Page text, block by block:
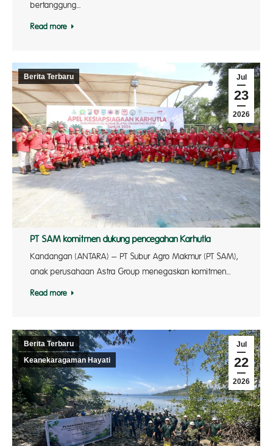
bertanggung…
Read more
Jul
23
2026
Berita Terbaru
PT SAM komitmen dukung pencegahan Karhutla
Kandangan (ANTARA) – PT Subur Agro Makmur (PT SAM),
anak perusahaan Astra Group menegaskan komitmen…
Read more
Jul
22
2026
Berita Terbaru
Keanekaragaman Hayati